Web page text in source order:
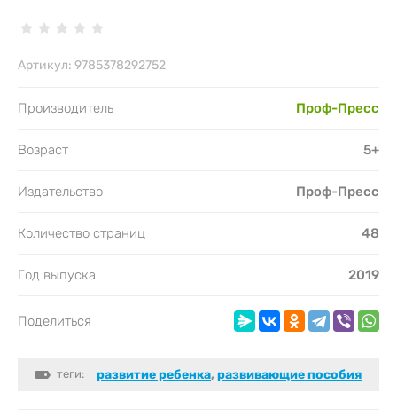
Артикул: 9785378292752
Производитель Проф-Пресс
Возраст 5+
Издательство Проф-Пресс
Количество страниц 48
Год выпуска 2019
Поделиться
теги: развитие ребенка, развивающие пособия